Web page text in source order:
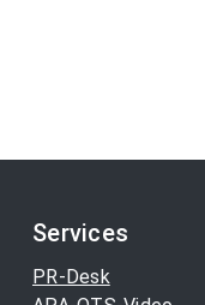
Services
PR-Desk